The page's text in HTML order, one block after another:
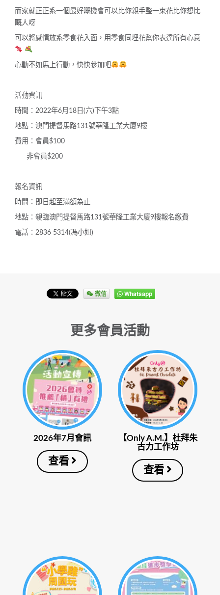
而家就正正系一個最好嘅機會可以比你親手整一束花比你想比
嘅人呀
可以將感情放系零食花入面，用零食同埋花幫你表達所有心意
心動不如馬上行動，快快參加吧
活動資訊
時間：2022年6月18日(六)下午3點
地點：澳門提督馬路131號華隆工業大廈9樓
費用：會員$100
非會員$200
報名資訊
時間：即日起至滿額為止
地點：親臨澳門提督馬路131號華隆工業大廈9樓報名繳費
電話：2836 5314(馮小姐)
微信 Whatsapp
更多會員活動
2026年7月會訊
查看
【Only A.M.】杜拜朱
古力工作坊
查看